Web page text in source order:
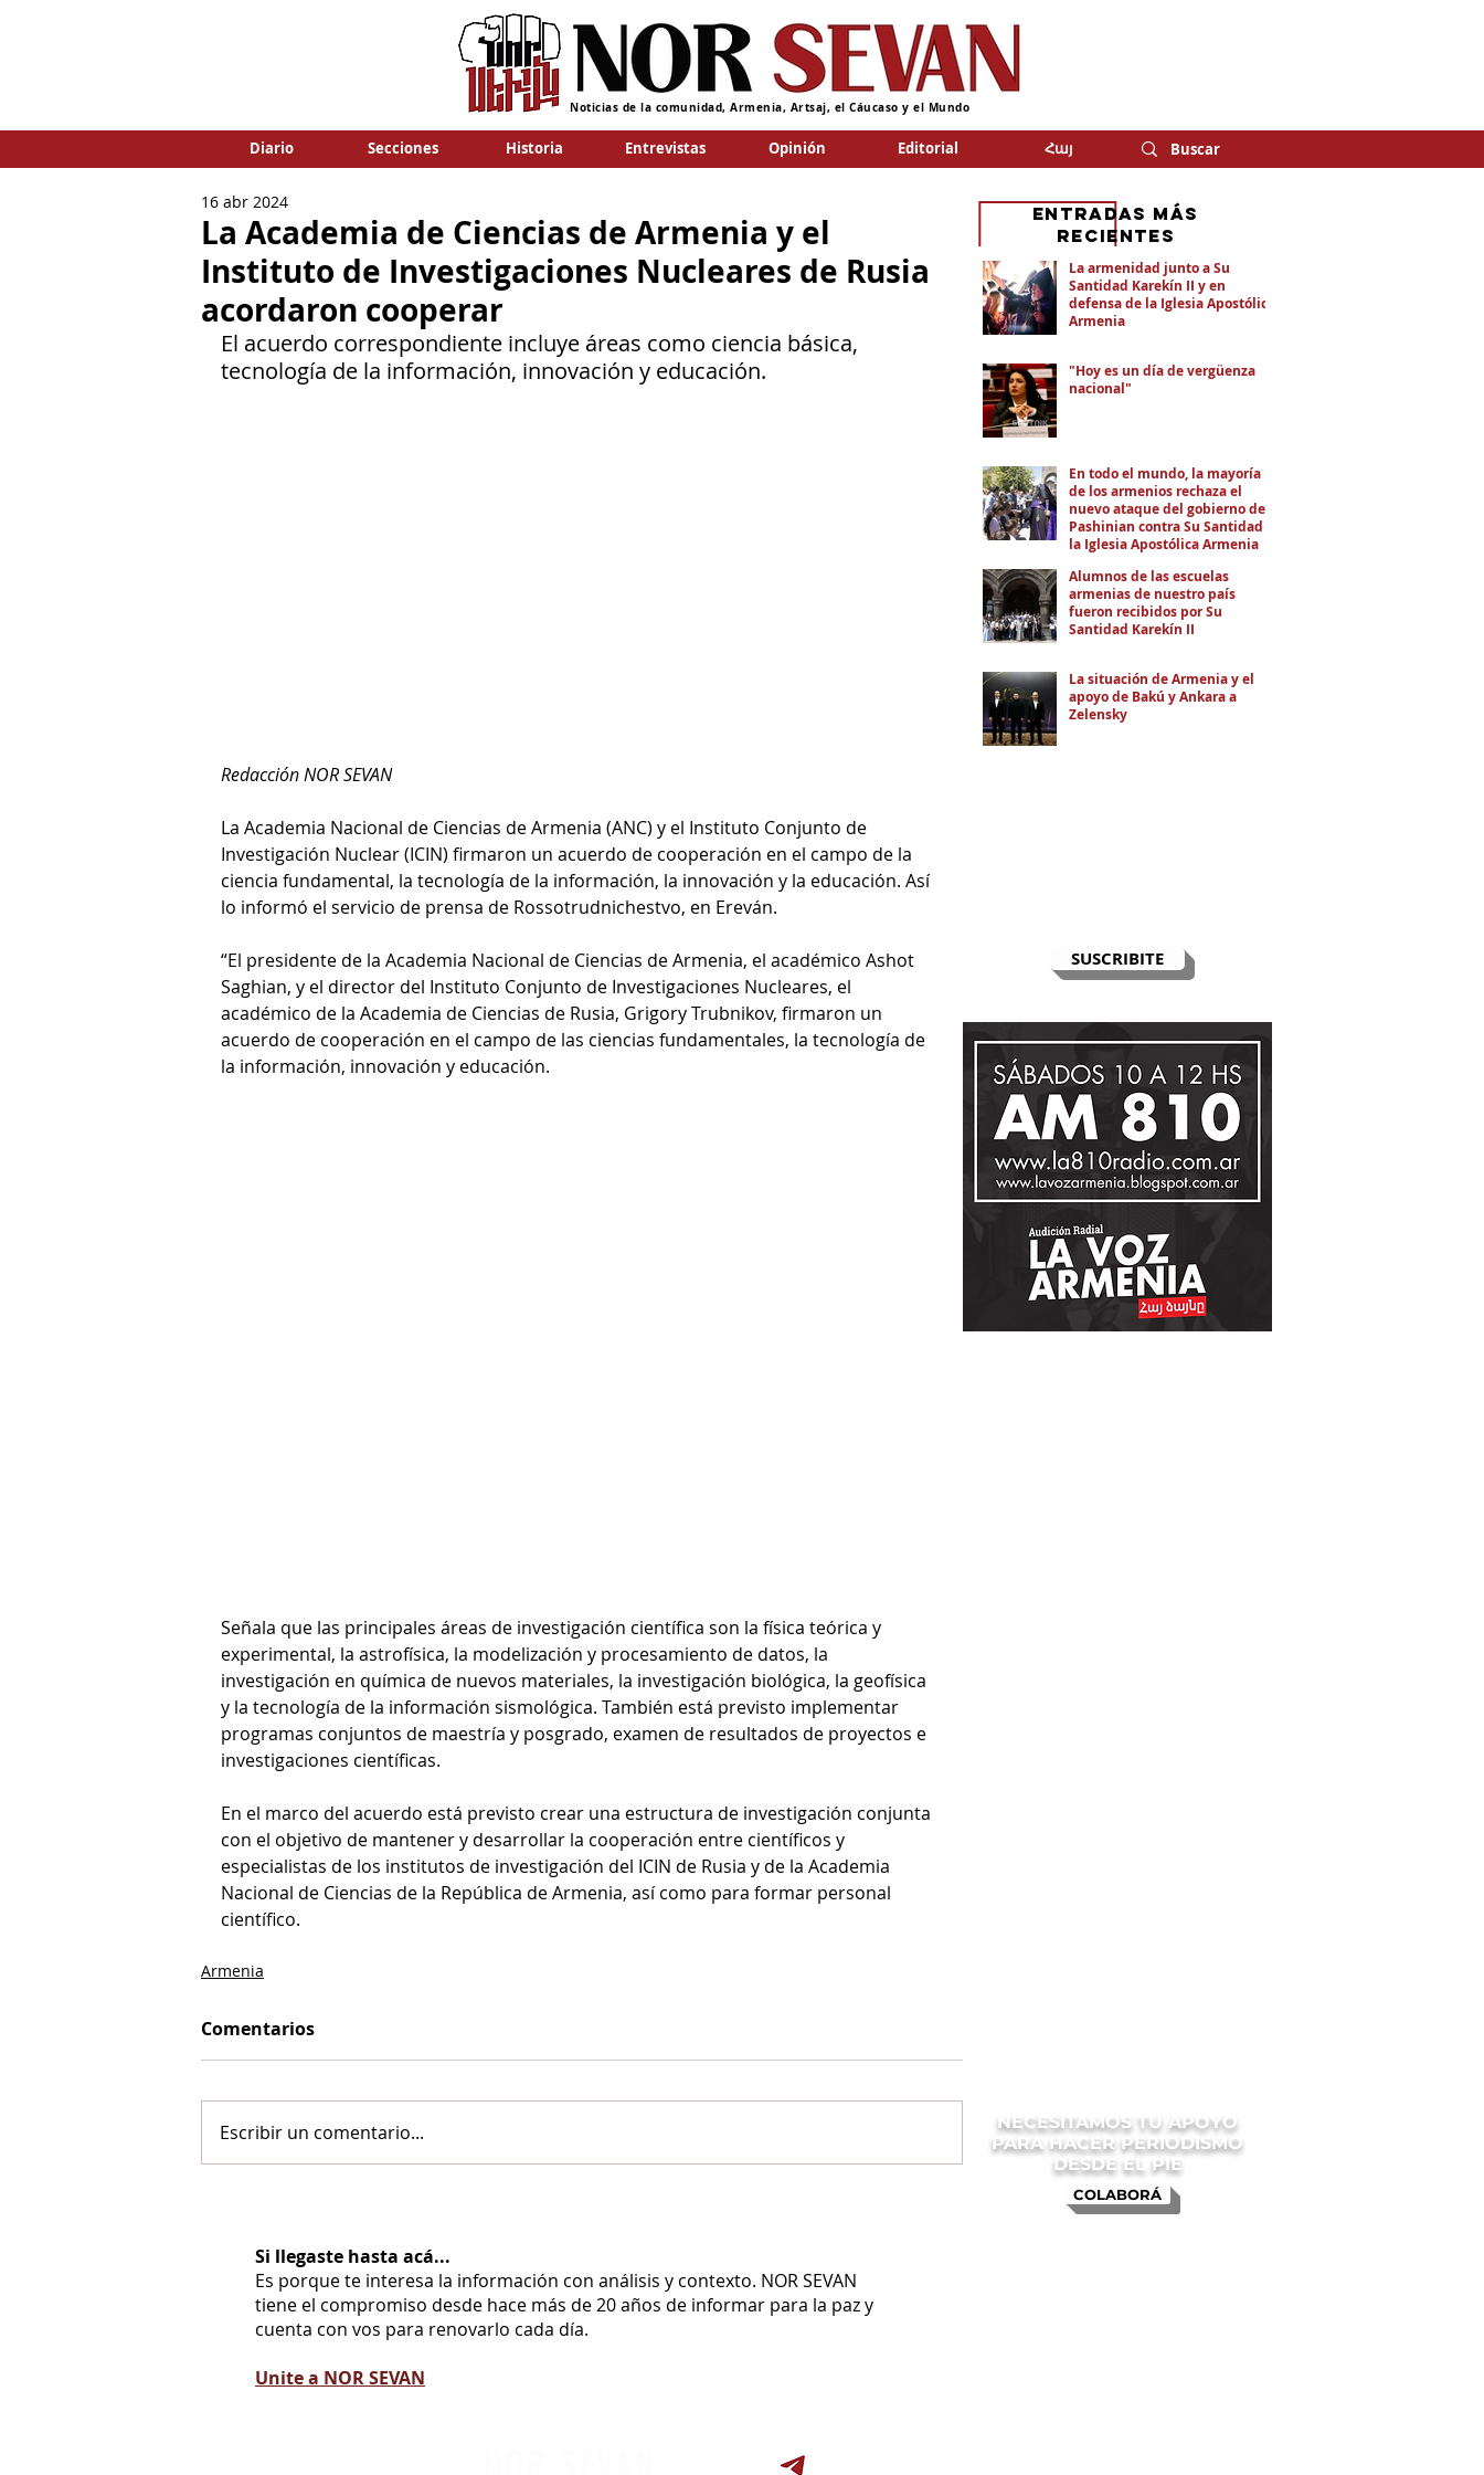
Noticias de la comunidad, Armenia, Artsaj, el Cáucaso y el Mundo
Diario Secciones Historia Entrevistas Opinión Editorial Հայ
La Academia de Ciencias de Armenia y el
Instituto de Investigaciones Nucleares de Rusia
acordaron cooperar
16 abr 2024
El acuerdo correspondiente incluye áreas como ciencia básica,
tecnología de la información, innovación y educación.
Redacción NOR SEVAN
La Academia Nacional de Ciencias de Armenia (ANC) y el Instituto Conjunto de
Investigación Nuclear (ICIN) firmaron un acuerdo de cooperación en el campo de la
ciencia fundamental, la tecnología de la información, la innovación y la educación. Así
lo informó el servicio de prensa de Rossotrudnichestvo, en Ereván.
“El presidente de la Academia Nacional de Ciencias de Armenia, el académico Ashot
Saghian, y el director del Instituto Conjunto de Investigaciones Nucleares, el
académico de la Academia de Ciencias de Rusia, Grigory Trubnikov, firmaron un
acuerdo de cooperación en el campo de las ciencias fundamentales, la tecnología de
la información, innovación y educación.
Señala que las principales áreas de investigación científica son la física teórica y
experimental, la astrofísica, la modelización y procesamiento de datos, la
investigación en química de nuevos materiales, la investigación biológica, la geofísica
y la tecnología de la información sismológica. También está previsto implementar
programas conjuntos de maestría y posgrado, examen de resultados de proyectos e
investigaciones científicas.
En el marco del acuerdo está previsto crear una estructura de investigación conjunta
con el objetivo de mantener y desarrollar la cooperación entre científicos y
especialistas de los institutos de investigación del ICIN de Rusia y de la Academia
Nacional de Ciencias de la República de Armenia, así como para formar personal
científico.
Armenia
Comentarios
Escribir un comentario...
SUSCRIBITE
La armenidad junto a Su
Santidad Karekín II y en
defensa de la Iglesia Apostólica
Armenia
"Hoy es un día de vergüenza
nacional"
En todo el mundo, la mayoría
de los armenios rechaza el
nuevo ataque del gobierno de
Pashinian contra Su Santidad y
la Iglesia Apostólica Armenia
Alumnos de las escuelas
armenias de nuestro país
fueron recibidos por Su
Santidad Karekín II
La situación de Armenia y el
apoyo de Bakú y Ankara a
Zelensky
eNTRADAS MÁS
RECIENTES
COLABORÁ
NECESITAMOS TU APOYO
PARA HACER PERIODISMO
DESDE EL PIE
Si llegaste hasta acá...
Es porque te interesa la información con análisis y contexto. NOR SEVAN
tiene el compromiso desde hace más de 20 años de informar para la paz y
cuenta con vos para renovarlo cada día.
Unite a NOR SEVAN